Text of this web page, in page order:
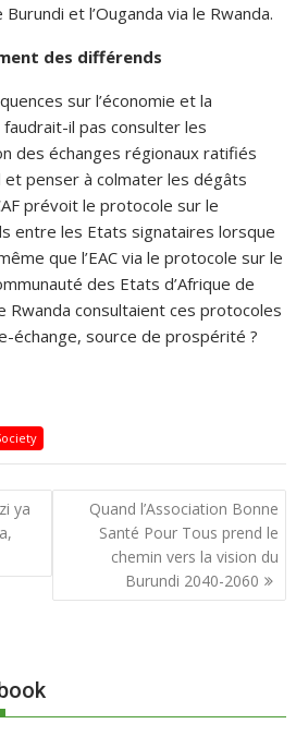
et l’Ouganda via le Rwanda.
des différends
sur l’économie et la
il pas consulter les
des échanges régionaux ratifiés
penser à colmater les dégâts
prévoit le protocole sur le
entre les Etats signataires lorsque
que l’EAC via le protocole sur le
des Etats d’Afrique de
Rwanda consultaient ces protocoles
échange, source de prospérité ?
ya
Quand l’Association Bonne
Santé Pour Tous prend le
chemin vers la vision du
Burundi 2040-2060